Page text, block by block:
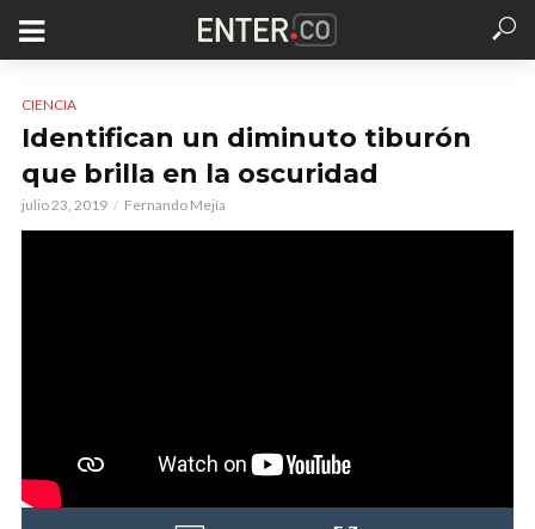
CIENCIA
Identifican un diminuto tiburón
que brilla en la oscuridad
julio 23, 2019 Fernando Mejía